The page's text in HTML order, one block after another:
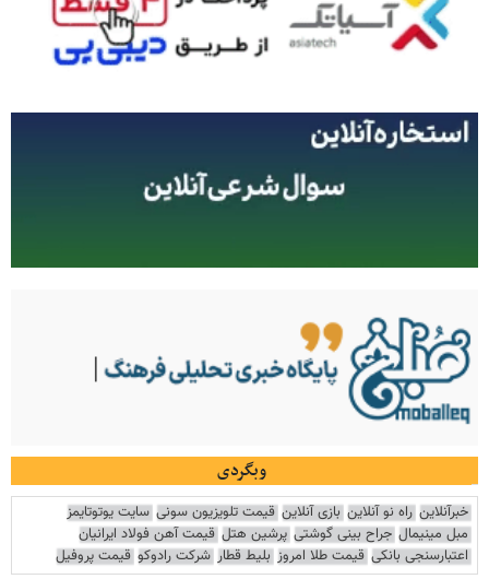
وبگردی
خبرآنلاین راه نو آنلاین بازی آنلاین قیمت تلویزیون سونی سایت یوتوتایمز
مبل مینیمال جراح بینی گوشتی پرشین هتل قیمت آهن فولاد ایرانیان
اعتبارسنجی بانکی قیمت طلا امروز بلیط قطار شرکت رادوکو قیمت پروفیل